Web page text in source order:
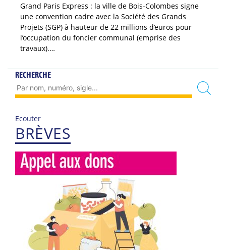
Grand Paris Express : la ville de Bois-Colombes signe
une convention cadre avec la Société des Grands
Projets (SGP) à hauteur de 22 millions d’euros pour
l’occupation du foncier communal (emprise des
travaux).…
RECHERCHE
Ecouter
BRÈVES